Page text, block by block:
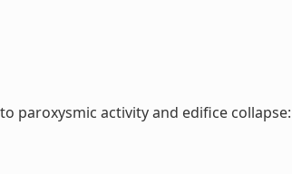
paroxysmic activity and edifice